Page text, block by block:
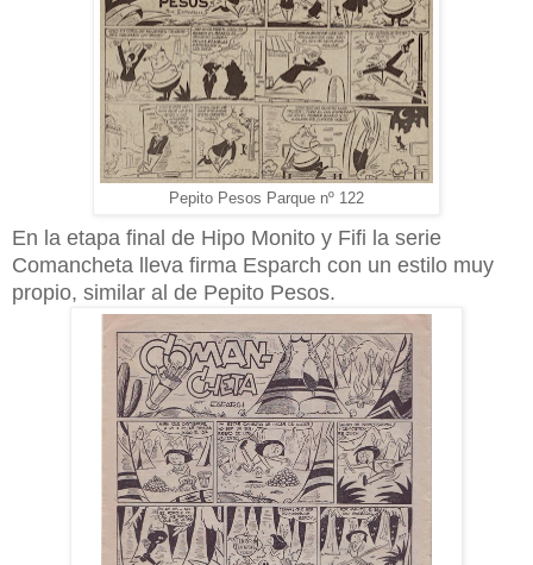
Pepito Pesos Parque nº 122
En la etapa final de Hipo Monito y Fifi la serie
Comancheta lleva firma Esparch con un estilo muy
propio, similar al de Pepito Pesos.